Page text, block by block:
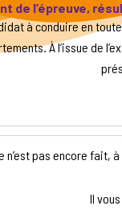
de l’épreuve,
à conduire en
À l’issue de
n’est pas encore fait,
Il